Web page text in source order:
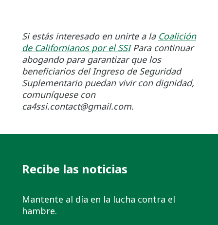
Si estás interesado en unirte a la Coalición
de Californianos por el SSIPara continuar
abogando para garantizar que los
beneficiarios del Ingreso de Seguridad
Suplementario puedan vivir con dignidad,
comuníquese con
ca4ssi.contact@gmail.com.
Recibe las noticias
Mantente al día en la lucha contra el
hambre.